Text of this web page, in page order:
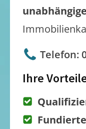
Telefon:
Ihre